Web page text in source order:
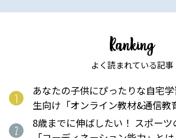
よく読まれている記事
あなたの子供にぴったりな自宅
生向け「オンライン教材&通信教
8歳までに伸ばしたい！ スポー